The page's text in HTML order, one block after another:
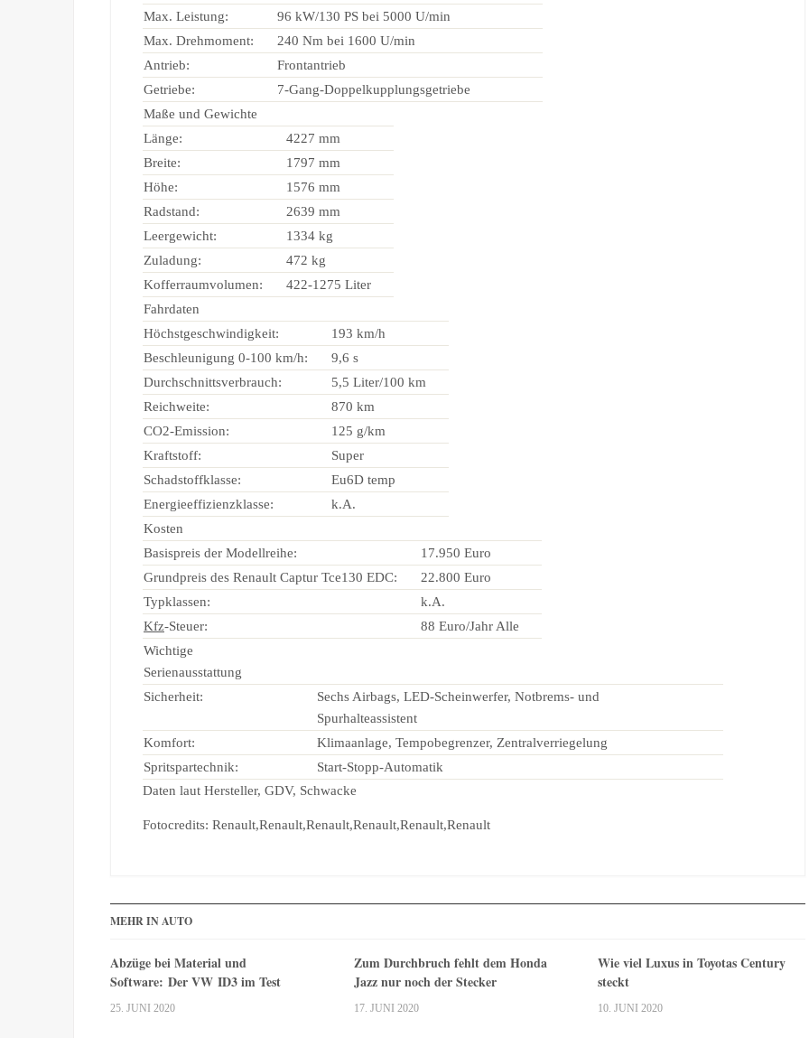
Max. Leistung:
96 kW/130 PS bei 5000 U/min
Max. Drehmoment:
240 Nm bei 1600 U/min
Antrieb:
Frontantrieb
Getriebe:
7-Gang-Doppelkupplungsgetriebe
Maße und Gewichte
Länge:
4227 mm
Breite:
1797 mm
Höhe:
1576 mm
Radstand:
2639 mm
Leergewicht:
1334 kg
Zuladung:
472 kg
Kofferraumvolumen:
422-1275 Liter
Fahrdaten
Höchstgeschwindigkeit:
193 km/h
Beschleunigung 0-100 km/h:
9,6 s
Durchschnittsverbrauch:
5,5 Liter/100 km
Reichweite:
870 km
CO2-Emission:
125 g/km
Kraftstoff:
Super
Schadstoffklasse:
Eu6D temp
Energieeffizienzklasse:
k.A.
Kosten
Basispreis der Modellreihe:
17.950 Euro
Grundpreis des Renault Captur Tce130 EDC:
22.800 Euro
Typklassen:
k.A.
Kfz-Steuer:
88 Euro/Jahr Alle
Wichtige
Serienausstattung
Sicherheit:
Sechs Airbags, LED-Scheinwerfer, Notbrems- und
Spurhalteassistent
Komfort:
Klimaanlage, Tempobegrenzer, Zentralverriegelung
Spritspartechnik:
Start-Stopp-Automatik
Daten laut Hersteller, GDV, Schwacke
Fotocredits: Renault,Renault,Renault,Renault,Renault,Renault
MEHR IN AUTO
Abzüge bei Material und
Software: Der VW ID3 im Test
25. JUNI 2020
Zum Durchbruch fehlt dem Honda
Jazz nur noch der Stecker
17. JUNI 2020
Wie viel Luxus in Toyotas Century
steckt
10. JUNI 2020